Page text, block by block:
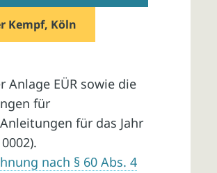
Kempf, Köln
Anlage EÜR sowie die
für
für das Jahr
nach § 60 Abs. 4